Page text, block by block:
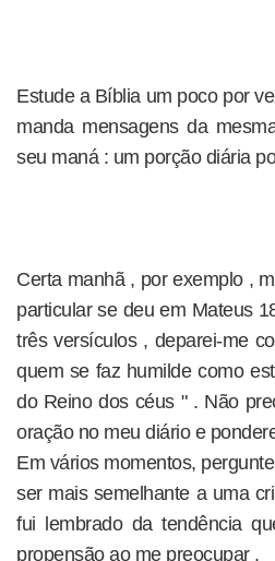
Estude a Bíblia um poco por
manda mensagens da
seu maná : um porção diária
Certa manhã , por exemplo ,
particular se deu em Mateus
três versículos , deparei-me
quem se faz humilde como
do Reino dos céus " . Não
oração no meu diário e
Em vários momentos,
ser mais semelhante a uma
fui lembrado da tendência
propensão ao me preocupar .